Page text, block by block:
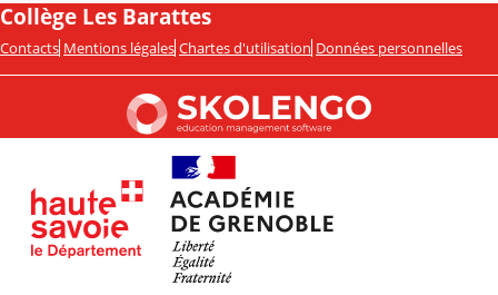
Collège Les Barattes
Contacts Mentions légales Chartes d'utilisation Données personnelles